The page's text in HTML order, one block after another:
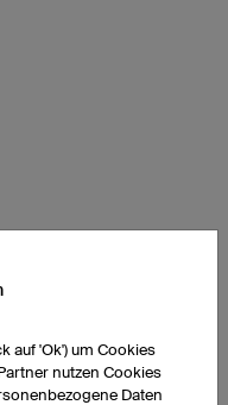
SORTIMENT
Laufhosen Damen
auf 'Ok') um Cookies
nutzen Cookies
Daten